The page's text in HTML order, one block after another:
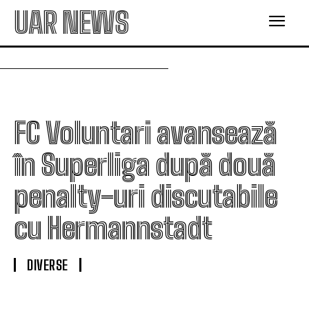
UAR NEWS
FC Voluntari avansează
în Superliga după două
penalty-uri discutabile
cu Hermannstadt
DIVERSE